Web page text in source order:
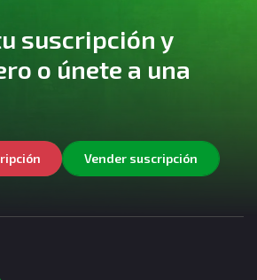
suscripción y
o únete a una
Vender suscripción